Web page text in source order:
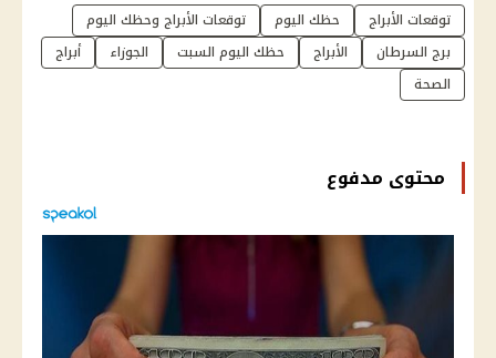
توقعات الأبراج حظك اليوم
توقعات الأبراج وحظك اليوم
برج السرطان
الأبراج حظك اليوم السبت الجوزاء
أبراج
الصحة
محتوى مدفوع